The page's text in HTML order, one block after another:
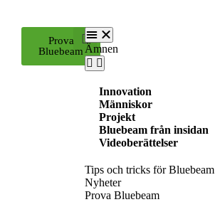
Prova
Bluebeam Ämnen
Innovation
Människor
Projekt
Bluebeam från insidan
Videoberättelser
Tips och tricks för Bluebeam
Nyheter
Prova Bluebeam